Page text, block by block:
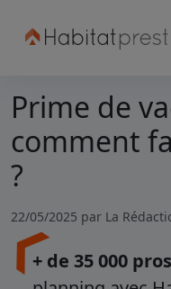
Prime de
comment
?
22/05/2025 par La
+ de 35 000 pros